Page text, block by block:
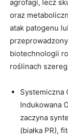
agrofagi, lecz
oraz
atak patogenu
biotechnologii
roślinach
Systemiczna
Indukowana
zaczyna
(białka PR),